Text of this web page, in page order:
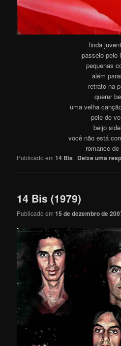
linda
passeio pelo
pequenas
além
retrato na
querer
uma velha
pele de
beijo
você não está
romance de
Publicado em 14 Bis | Deixe uma
14 Bis (1979)
Publicado em15 de dezembro de